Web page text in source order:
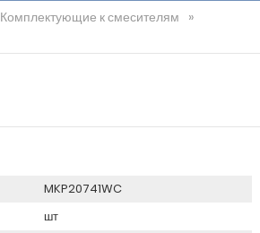
Комплектующие к смесителям »
MKP20741WC
шт